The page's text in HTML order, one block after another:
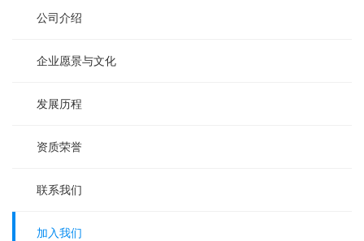
公司介绍
企业愿景与文化
发展历程
资质荣誉
联系我们
加入我们